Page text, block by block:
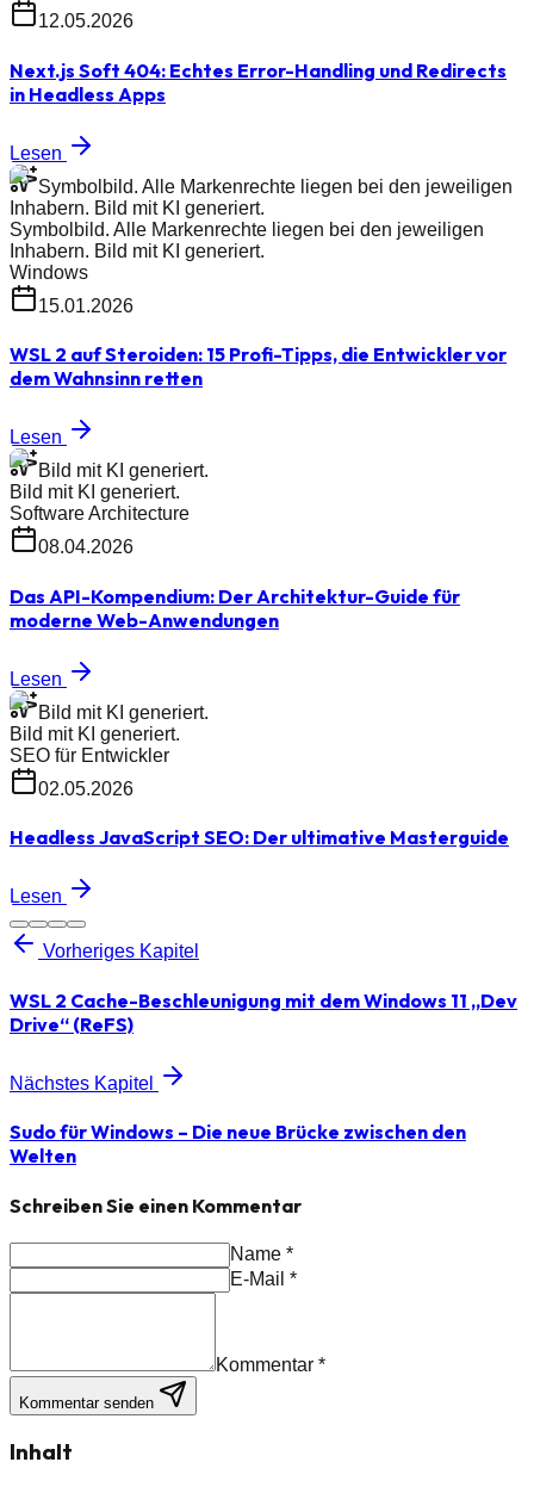
12.05.2026
Next.js Soft 404: Echtes Error-Handling und Redirects
in Headless Apps
Lesen
Symbolbild. Alle Markenrechte liegen bei den jeweiligen
Inhabern. Bild mit KI generiert.
Symbolbild. Alle Markenrechte liegen bei den jeweiligen
Inhabern. Bild mit KI generiert.
Windows
15.01.2026
WSL 2 auf Steroiden: 15 Profi-Tipps, die Entwickler vor
dem Wahnsinn retten
Lesen
Bild mit KI generiert.
Bild mit KI generiert.
Software Architecture
08.04.2026
Das API-Kompendium: Der Architektur-Guide für
moderne Web-Anwendungen
Lesen
Bild mit KI generiert.
Bild mit KI generiert.
SEO für Entwickler
02.05.2026
Headless JavaScript SEO: Der ultimative Masterguide
Lesen
Vorheriges Kapitel
WSL 2 Cache-Beschleunigung mit dem Windows 11 „Dev
Drive“ (ReFS)
Nächstes Kapitel
Sudo für Windows – Die neue Brücke zwischen den
Welten
Schreiben Sie einen Kommentar
Name *
E-Mail *
Kommentar *
Kommentar senden
Inhalt